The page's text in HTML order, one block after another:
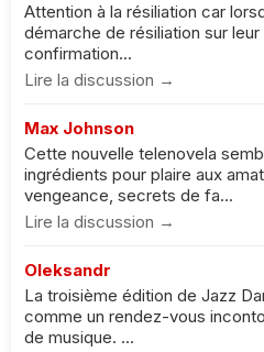
Attention à la résiliation car
démarche de résiliation sur
confirmation...
Lire la discussion →
Max Johnson
Cette nouvelle telenovela
ingrédients pour plaire aux
vengeance, secrets de fa...
Lire la discussion →
Oleksandr
La troisième édition de Jazz
comme un rendez-vous
de musique. ...